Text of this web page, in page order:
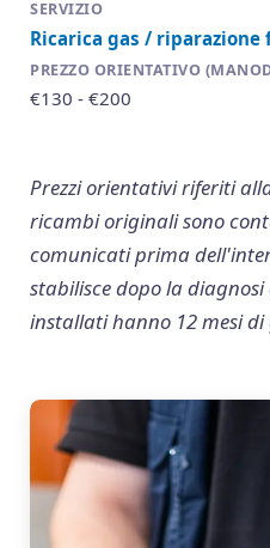
Ricarica gas /
€130 - €200
Prezzi orientativi riferiti
ricambi originali sono
comunicati prima
stabilisce dopo la
installati hanno 12 mesi